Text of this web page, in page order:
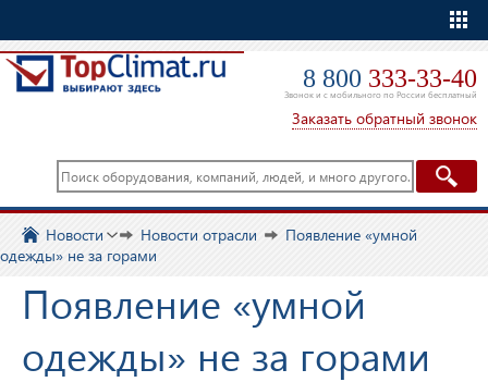
8 800 333-33-40
Звонок и с мобильного по России бесплатный
Заказать обратный звонок
Новости Новости отрасли
Появление «умной
одежды» не за горами
Появление «умной
одежды» не за горами